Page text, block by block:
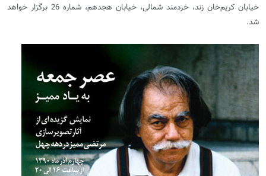
خیابان کریم‌خان زند، خردمند شمالی، خیابان هجدهم، شماره 26 برگزار خواهد
شد.